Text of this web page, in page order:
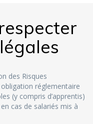
des Risques
réglementaire
(y compris d’apprentis)
cas de salariés mis à